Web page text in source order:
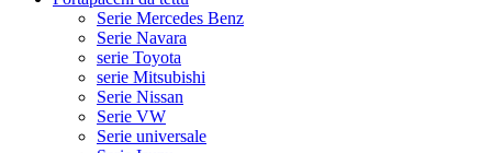
Serie Mercedes Benz
Serie Navara
serie Toyota
serie Mitsubishi
Serie Nissan
Serie VW
Serie universale